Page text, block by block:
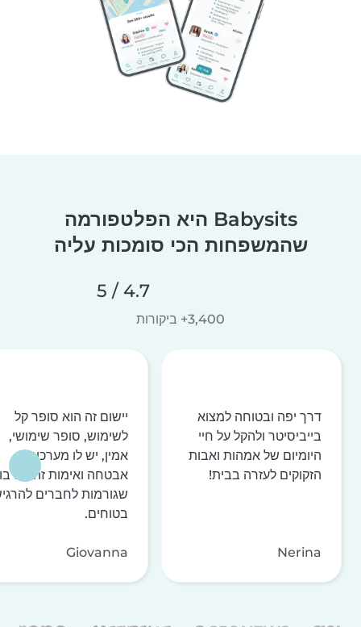
Babysits היא הפלטפורמה
שהמשפחות הכי סומכות עליה
4.7 / 5
3,400+ ביקורות
דרך יפה ובטוחה למצוא
בייביסיטר ולהקל על חיי
היומיום של אמהות ואבות
הזקוקים לעזרה בבית!
Nerina
יישום זה הוא סופר קל
לשימוש, סופר שימושי,
אמין, יש לו מערכות
אבטחה ואימות זהות
שגורמות לחברים
בטוחים.
Giovanna